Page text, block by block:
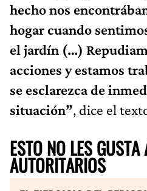
hecho nos
hogar cuando
el jardín (…)
acciones y estamos
se esclarezca de
situación”, dice el
ESTO NO LES GUSTA
AUTORITARIOS